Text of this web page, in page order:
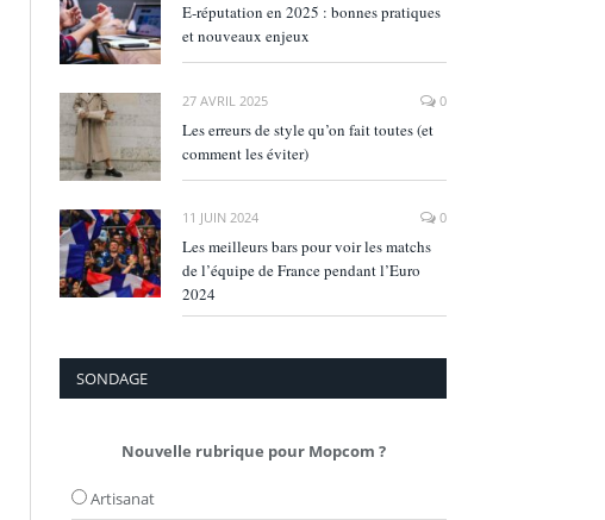
E‑réputation en 2025 : bonnes pratiques
et nouveaux enjeux
27 AVRIL 2025 0
Les erreurs de style qu’on fait toutes (et
comment les éviter)
11 JUIN 2024 0
Les meilleurs bars pour voir les matchs
de l’équipe de France pendant l’Euro
2024
SONDAGE
Nouvelle rubrique pour Mopcom ?
Artisanat